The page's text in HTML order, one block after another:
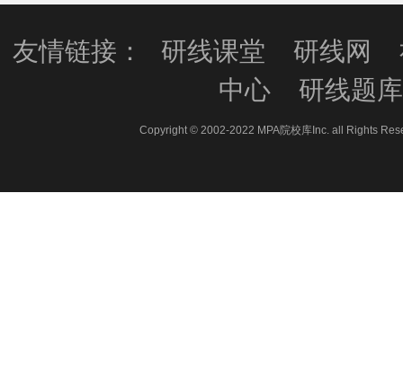
友情链接： 研线课堂 研线网
中心
研线题库
Copyright © 2002-2022 MPA院校库Inc. all Rights